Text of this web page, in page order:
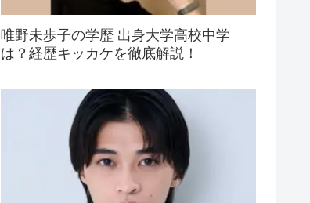
唯野未歩子の学歴 出身大学高校中学
は？経歴キッカケを徹底解説！